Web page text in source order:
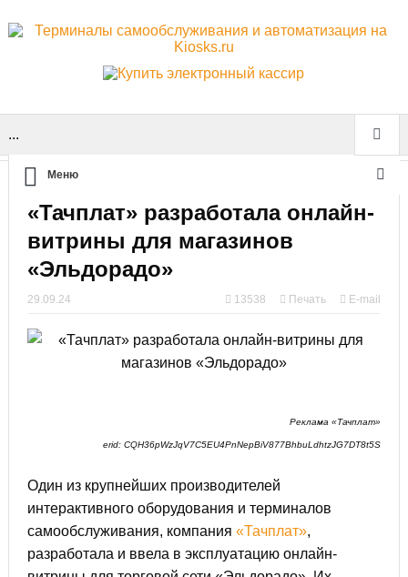
...
Меню
«Тачплат» разработала онлайн-
витрины для магазинов
«Эльдорадо»
29.09.24 13538 Печать E-mail
Реклама «Тачплат»
erid: CQH36pWzJqV7C5EU4PnNepBiV877BhbuLdhtzJG7DT8t5S
Один из крупнейших производителей
интерактивного оборудования и терминалов
самообслуживания, компания «Тачплат»,
разработала и ввела в эксплуатацию онлайн-